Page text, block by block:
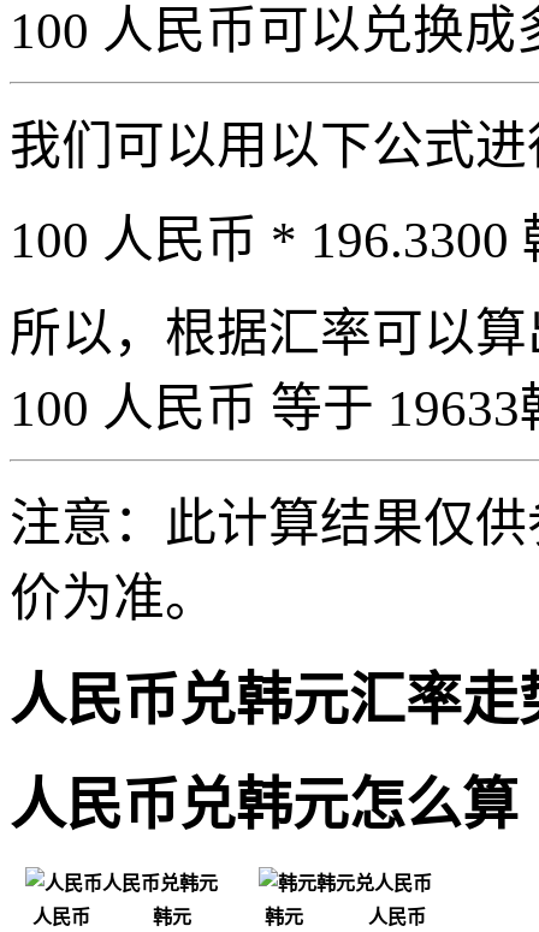
100 人民币可以兑换成
我们可以用以下公式
100 人民币 * 196.3300
所以，根据汇率可以
100 人民币 等于
注意：此计算结果仅
价为准。
人民币兑韩元汇率走
人民币兑韩元怎么算
人民币兑韩元
韩元兑人民币
人民币
韩元 韩元
人民币